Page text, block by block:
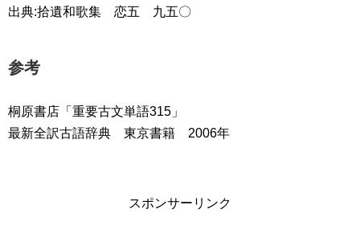
出典:拾遺和歌集 恋五 九五〇
参考
桐原書店「重要古文単語315」
最新全訳古語辞典 東京書籍 2006年
スポンサーリンク